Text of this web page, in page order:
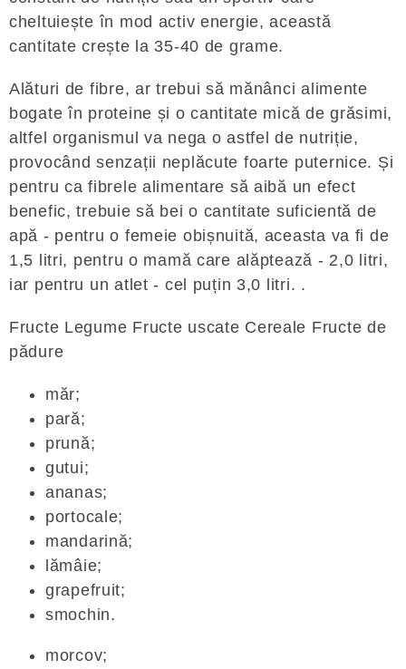
cheltuiește în mod activ energie, această
cantitate crește la 35-40 de grame.
Alături de fibre, ar trebui să mănânci alimente
bogate în proteine ​​și o cantitate mică de grăsimi,
altfel organismul va nega o astfel de nutriție,
provocând senzații neplăcute foarte puternice. Și
pentru ca fibrele alimentare să aibă un efect
benefic, trebuie să bei o cantitate suficientă de
apă - pentru o femeie obișnuită, aceasta va fi de
1,5 litri, pentru o mamă care alăptează - 2,0 litri,
iar pentru un atlet - cel puțin 3,0 litri. .
Fructe Legume Fructe uscate Cereale Fructe de
pădure
măr;
pară;
prună;
gutui;
ananas;
portocale;
mandarină;
lămâie;
grapefruit;
smochin.
morcov;